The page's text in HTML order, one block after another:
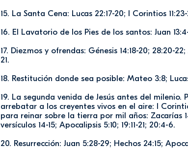
15. La Santa Cena: Lucas 22:17-20; I Corintios
16. El Lavatorio de los Pies de los santos: Juan
17. Diezmos y ofrendas: Génesis 14:18-20; 28:20-
21.
18. Restitución donde sea posible: Mateo 3:8;
19. La segunda venida de Jesús antes del
arrebatar a los creyentes vivos en el aire: I
para reinar sobre la tierra por mil años: Zacarías
versículos 14-15; Apocalipsis 5:10; 19:11-21; 20:4-6.
20. Resurrección: Juan 5:28-29; Hechos 24:15;